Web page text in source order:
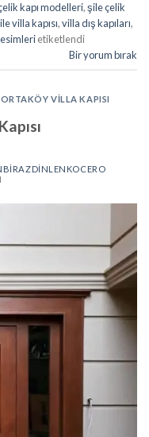
kapı modelleri,şile çelik
villa kapısı,villa dış kapıları,
etiketlendi
Bir yorum bırak
ORTAKÖY VILLA KAPISI